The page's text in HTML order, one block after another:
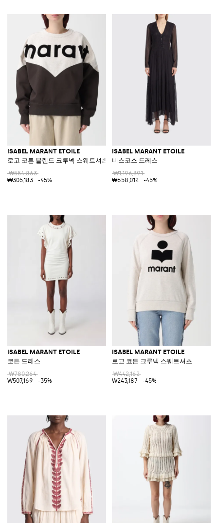
ISABEL MARANT ETOILE
로고 코튼 블렌드 크루넥 스웨트셔츠
₩554,863
₩305,183
-45%
ISABEL MARANT ETOILE
비스코스 드레스
₩1,196,391
₩658,012
-45%
ISABEL MARANT ETOILE
코튼 드레스
₩780,264
₩507,169
-35%
ISABEL MARANT ETOILE
로고 코튼 크루넥 스웨트셔츠
₩442,162
₩243,187
-45%